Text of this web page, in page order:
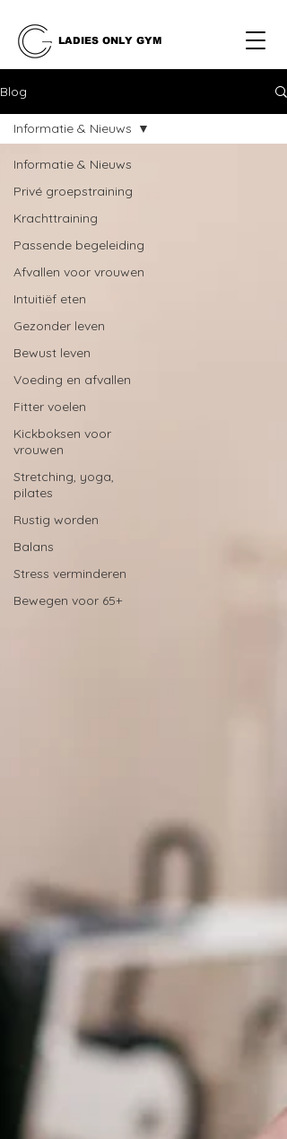
LADIES ONLY GYM
Blog
Informatie & Nieuws
Privé groepstraining
Krachttraining
Passende begeleiding
Afvallen voor vrouwen
Intuitiëf eten
Gezonder leven
Bewust leven
Voeding en afvallen
Fitter voelen
Kickboksen voor
vrouwen
Stretching, yoga,
pilates
Rustig worden
Balans
Stress verminderen
Bewegen voor 65+
Informatie & Nieuws